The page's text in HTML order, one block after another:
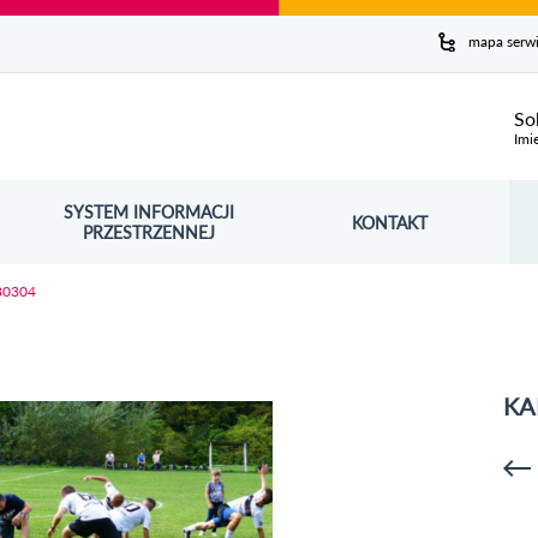
mapa
SYSTEM INFORMACJI
PRZESTRZENNEJ
OTWORZY SIĘ W NOWYM OKNIE KONTAKT